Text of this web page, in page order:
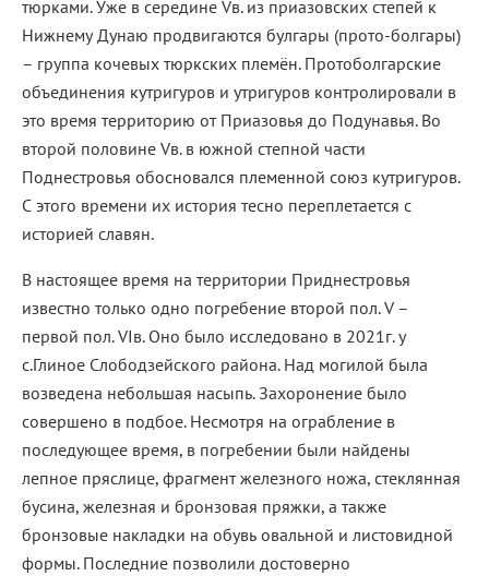
тюрками. Уже в середине Vв. из приазовских степей к
Нижнему Дунаю продвигаются булгары (прото-болгары)
– группа кочевых тюркских племён. Протоболгарские
объединения кутригуров и утригуров контролировали в
это время территорию от Приазовья до Подунавья. Во
второй половине Vв. в южной степной части
Поднестровья обосновался племенной союз кутригуров.
С этого времени их история тесно переплетается с
историей славян.
В настоящее время на территории Приднестровья
известно только одно погребение второй пол. V –
первой пол. VIв. Оно было исследовано в 2021г. у
с.Глиное Слободзейского района. Над могилой была
возведена небольшая насыпь. Захоронение было
совершено в подбое. Несмотря на ограбление в
последующее время, в погребении были найдены
лепное пряслице, фрагмент железного ножа, стеклянная
бусина, железная и бронзовая пряжки, а также
бронзовые накладки на обувь овальной и листовидной
формы. Последние позволили достоверно